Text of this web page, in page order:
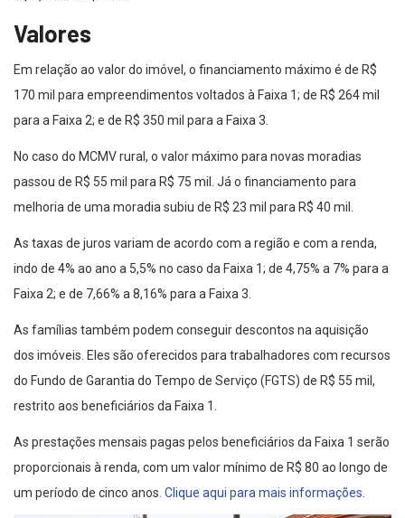
Valores
Em relação ao valor do imóvel, o financiamento máximo é de R$
170 mil para empreendimentos voltados à Faixa 1; de R$ 264 mil
para a Faixa 2; e de R$ 350 mil para a Faixa 3.
No caso do MCMV rural, o valor máximo para novas moradias
passou de R$ 55 mil para R$ 75 mil. Já o financiamento para
melhoria de uma moradia subiu de R$ 23 mil para R$ 40 mil.
As taxas de juros variam de acordo com a região e com a renda,
indo de 4% ao ano a 5,5% no caso da Faixa 1; de 4,75% a 7% para a
Faixa 2; e de 7,66% a 8,16% para a Faixa 3.
As famílias também podem conseguir descontos na aquisição
dos imóveis. Eles são oferecidos para trabalhadores com recursos
do Fundo de Garantia do Tempo de Serviço (FGTS) de R$ 55 mil,
restrito aos beneficiários da Faixa 1.
As prestações mensais pagas pelos beneficiários da Faixa 1 serão
proporcionais à renda, com um valor mínimo de R$ 80 ao longo de
um período de cinco anos. Clique aqui para mais informações